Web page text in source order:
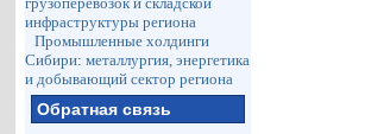
инфраструктуры региона
Промышленные холдинги
Сибири: металлургия, энергетика
и добывающий сектор региона
Обратная связь